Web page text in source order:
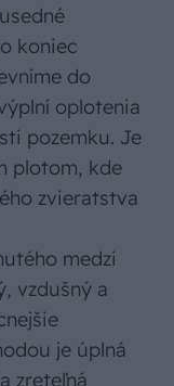
koniec
do
oplotenia
pozemku. Je
plotom, kde
zvieratstva
medzi
vzdušný a
je úplná
zreteľná